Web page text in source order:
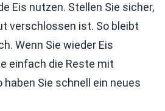
Eis nutzen. Stellen Sie sicher,
verschlossen ist. So bleibt
Wenn Sie wieder Eis
einfach die Reste mit
Sie schnell ein neues